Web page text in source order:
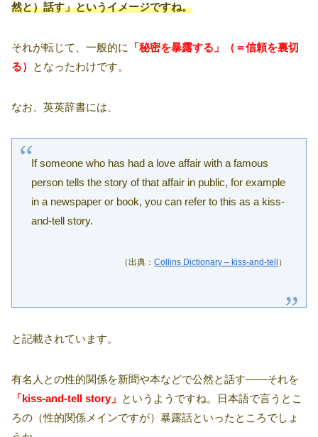
然と）話す」というイメージですね。
それが転じて、一般的に 「秘密を暴露する」（＝信頼を裏切
る）
となったわけです。
なお、英英辞書には、
If someone who has had a love affair with a famous
person tells the story of that affair in public, for example
in a newspaper or book, you can refer to this as a kiss-
and-tell story.
（出典： Collins Dictionary – kiss-and-tell ）
と記載されています。
有名人との性的関係を新聞や本などで公然と話す――それを
「kiss-and-tell story」 というようですね。日本語で言うとこ
ろの（性的関係メインですが）暴露話といったところでしょ